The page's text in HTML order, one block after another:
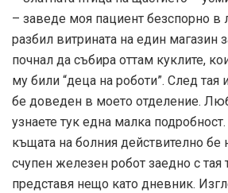
– заведе моя пациент безспорно в
разбил витрината на един магазин
почнал да събира оттам куклите,
му били “деца на роботи”. След тая
бе доведен в моето отделение.
узнаете тук една малка
къщата на болния действително
счупен железен робот заедно с тая
представя нещо като дневник.